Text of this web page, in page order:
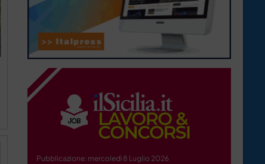
Pubblicazione: mercoledì 8 Luglio 2026